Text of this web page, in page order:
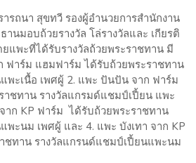
รถนา สุขทวี รองผู้อำนวยการสำนักงาน
านมอบถ้วยรางวัล โล่รางวัลและ เกียรติ
แพะที่ได้รับรางวัลถ้วยพระราชทาน มี
ฟาร์ม แฮมฟาร์ม ได้รับถ้วยพระราชทาน
พะเนื้อ เพศผู้ 2. แพะ ปันปัน จาก ฟาร์ม
ชทาน รางวัลแกรมด์แชมป์เปี้ยน แพะ
าก KP ฟาร์ม ได้รับถ้วยพระราชทาน
ะนม เพศผู้ และ 4. แพะ บังเทา จาก KP
ชทาน รางวัลแกรนด์แชมป์เปี้ยนแพะนม